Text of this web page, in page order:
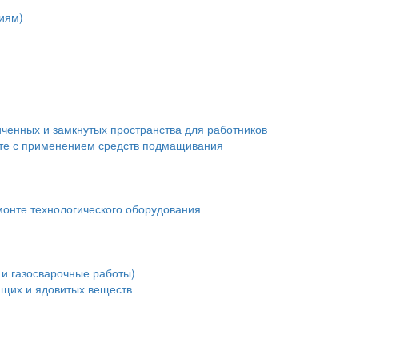
и замкнутых пространства для работников
с применением средств подмащивания
технологического оборудования
газосварочные работы)
и ядовитых веществ